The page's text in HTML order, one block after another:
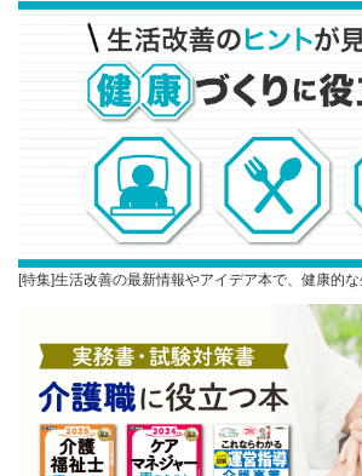
[特集]生活改善の最新情報やアイデア本で、健康的な